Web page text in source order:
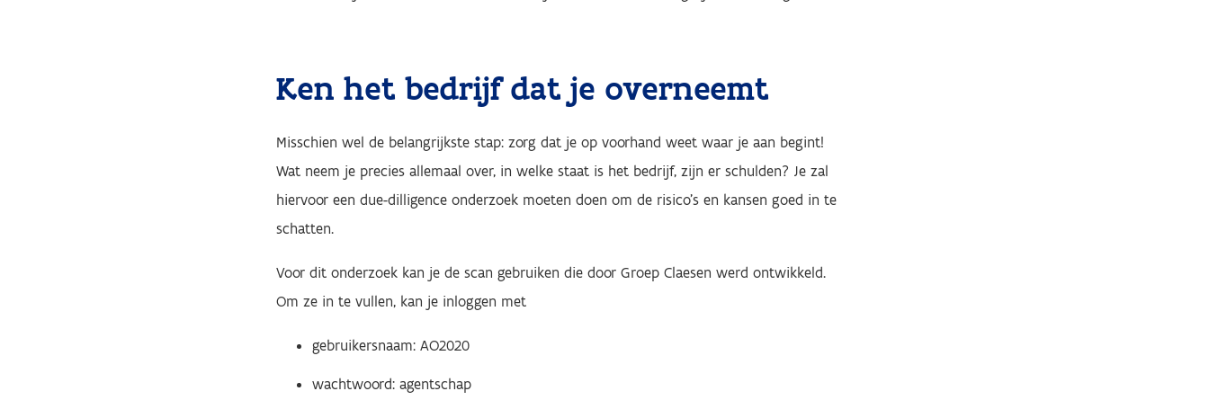
Ken het bedrijf dat je overneemt
Misschien wel de belangrijkste stap: zorg dat je op voorhand weet waar je aan begint!
Wat neem je precies allemaal over, in welke staat is het bedrijf, zijn er schulden? Je zal
hiervoor een due-dilligence onderzoek moeten doen om de risico's en kansen goed in te
schatten.
Voor dit onderzoek kan je de scan gebruiken die door Groep Claesen werd ontwikkeld.
Om ze in te vullen, kan je inloggen met
gebruikersnaam: AO2020
wachtwoord: agentschap